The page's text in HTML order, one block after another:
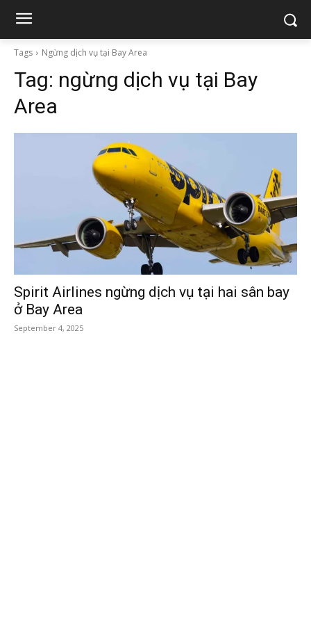
Tags Ngừng dịch vụ tại Bay Area
Tag: ngừng dịch vụ tại Bay
Area
Spirit Airlines ngừng dịch vụ tại hai sân bay
ở Bay Area
September 4, 2025